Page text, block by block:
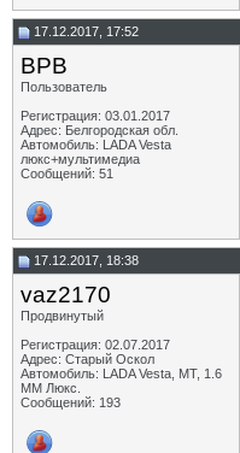
17.12.2017, 17:52
BPB
Пользователь
Регистрация: 03.01.2017
Адрес: Белгородская обл.
Автомобиль: LADA Vesta
люкс+мультимедиа
Сообщений: 51
17.12.2017, 18:38
vaz2170
Продвинутый
Регистрация: 02.07.2017
Адрес: Старый Оскол
Автомобиль: LADA Vesta, МТ, 1.6
ММ Люкс.
Сообщений: 193